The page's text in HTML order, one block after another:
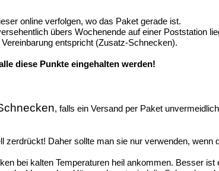
online verfolgen, wo das Paket gerade ist.
übers Wochenende auf einer Poststation
entspricht (Zusatz-Schnecken).
diese Punkte eingehalten werden!
, falls ein Versand per Paket
Daher sollte man sie nur verwenden, wenn
bei kalten Temperaturen heil ankommen. Besser